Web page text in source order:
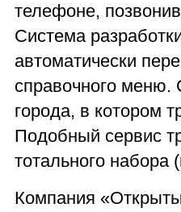
телефоне,
Система
автоматически
справочного меню.
города, в котором
Подобный сервис
тотального набора
Компания